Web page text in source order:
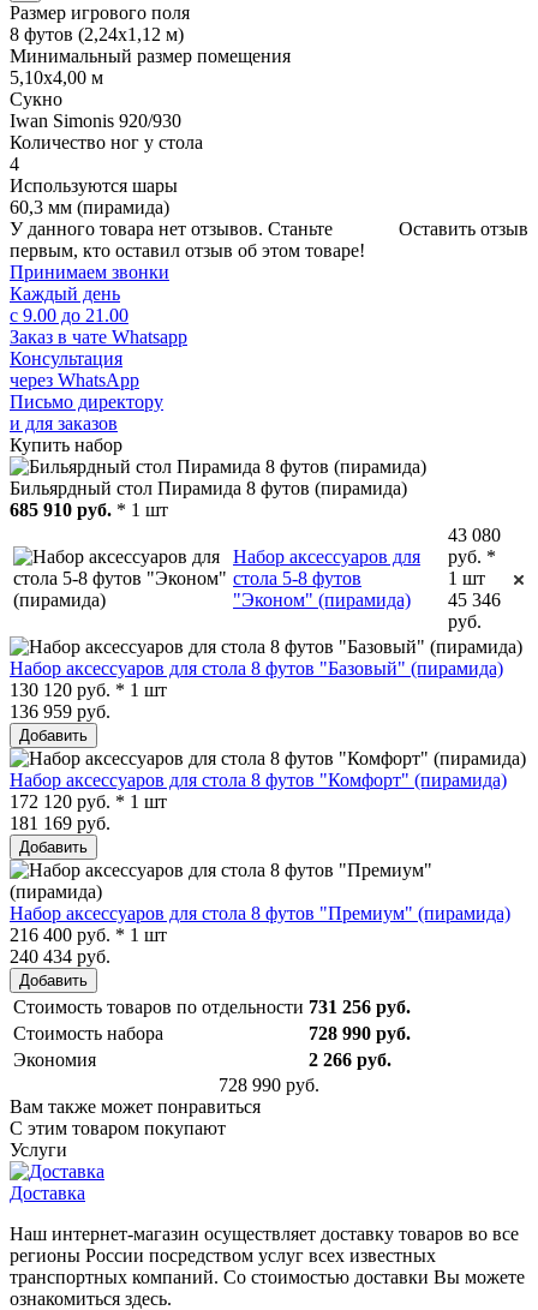
Размер игрового поля
8 футов (2,24х1,12 м)
Минимальный размер помещения
5,10х4,00 м
Сукно
Iwan Simonis 920/930
Количество ног у стола
4
Используются шары
60,3 мм (пирамида)
Оставить отзыв
У данного товара нет отзывов. Станьте
первым, кто оставил отзыв об этом товаре!
Принимаем звонки
Каждый день
с 9.00 до 21.00
Заказ в чате Whatsapp
Консультация
через WhatsApp
Письмо директору
и для заказов
Купить набор
Бильярдный стол Пирамида 8 футов (пирамида)
685 910 руб. * 1 шт
Набор аксессуаров для
стола 5-8 футов
"Эконом" (пирамида)
43 080
руб. *
1 шт
45 346
руб.
Набор аксессуаров для стола 8 футов "Базовый" (пирамида)
130 120 руб. * 1 шт
136 959 руб.
Добавить
Набор аксессуаров для стола 8 футов "Комфорт" (пирамида)
172 120 руб. * 1 шт
181 169 руб.
Добавить
Набор аксессуаров для стола 8 футов "Премиум" (пирамида)
216 400 руб. * 1 шт
240 434 руб.
Добавить
Стоимость товаров по отдельности 731 256 руб.
Стоимость набора
728 990 руб.
Экономия
2 266 руб.
728 990 руб.
Вам также может понравиться
С этим товаром покупают
Услуги
Доставка
Наш интернет-магазин осуществляет доставку товаров во все
регионы России посредством услуг всех известных
транспортных компаний. Со стоимостью доставки Вы можете
ознакомиться здесь.